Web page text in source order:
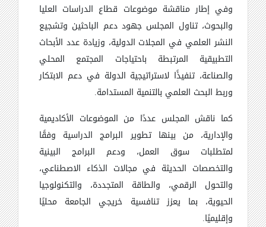
وفي إطار مناقشة موضوعات قطاع الدراسات العليا
والبحوث، تناول المجلس جهود دعم الباحثين وتشجيع
النشر العلمي في المجلات الدولية، وزيادة عدد الأبحاث
التطبيقية المرتبطة باحتياجات المجتمع المحلي
والصناعة، تنفيذًا لاستراتيجية الدولة في دعم الابتكار
وربط البحث العلمي بالتنمية المستدامة.
كما ناقش المجلس عددًا من الموضوعات الأكاديمية
والإدارية، من بينها تطوير البرامج الدراسية وفقًا
لمتطلبات سوق العمل، ودعم البرامج البينية
والتخصصات الحديثة في مجالات الذكاء الاصطناعي،
والتحول الرقمي، والطاقة المتجددة، والتكنولوجيا
الحيوية، بما يعزز تنافسية خريجي الجامعة محليًا
وإقليميًا.